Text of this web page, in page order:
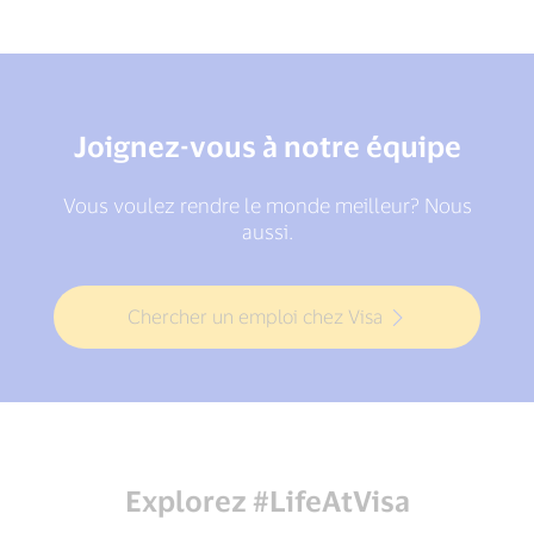
Joignez-vous à notre équipe
Vous voulez rendre le monde meilleur? Nous
aussi.
Chercher un emploi chez Visa
Explorez #LifeAtVisa